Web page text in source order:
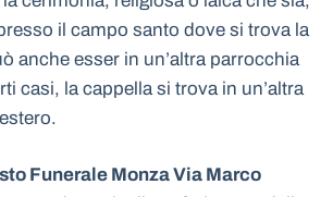
il campo santo dove si trova la
anche esser in un’altra parrocchia
casi, la cappella si trova in un’altra
Funerale Monza Via Marco